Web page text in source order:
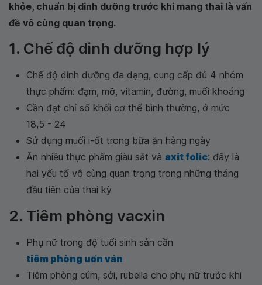
khỏe, chuẩn bị dinh dưỡng trước khi mang thai là vấn
đề vô cùng quan trọng.
1. Chế độ dinh dưỡng hợp lý
Chế độ dinh dưỡng đa dạng, cung cấp đủ 4 nhóm
thực phẩm: đạm, mỡ, vitamin, đường, muối khoáng
Cần đạt chỉ số khối cơ thể bình thường, ở mức
18,5 - 24
Sử dụng muối i-ốt trong bữa ăn hàng ngày
Ăn nhiều thực phẩm giàu sắt và axit folic: đây là
hai yếu tố vô cùng quan trọng trong những tháng
đầu tiên của thai kỳ
2. Tiêm phòng vacxin
Phụ nữ trong độ tuổi sinh sản cần
tiêm phòng uốn ván
Tiêm phòng cúm, sởi, rubella cho phụ nữ trước khi